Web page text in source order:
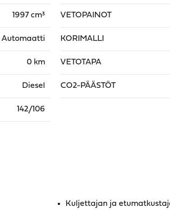
1997 cm³
Automaatti
0 km
Diesel
142/106
VETOPAINOT
KORIMALLI
VETOTAPA
CO2-PÄÄSTÖT
Kuljettajan ja